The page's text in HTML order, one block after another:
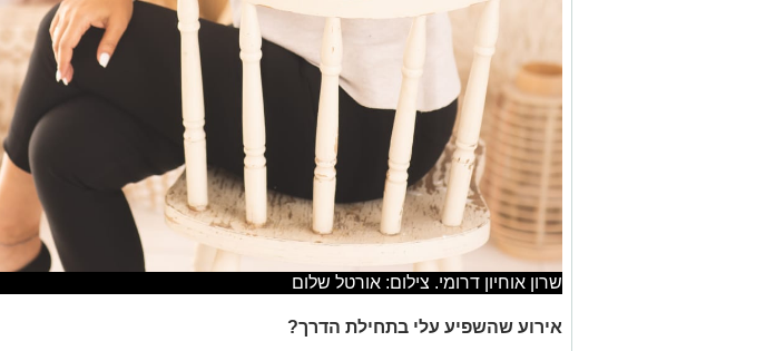
שרון אוחיון דרומי. צילום: אורטל שלום
אירוע שהשפיע עלי בתחילת הדרך?
"האירוע המחולל היה כשהחלטתי להתגרש בפעם השנייה. זה דרש ממני תעוזה
ואומץ וכוחות נפשיים מאוד גדולים. מהרגע הזה – החלטתי שאני לא מוכנה להישאר
עם "בערך" ו"כמעט". מעט אחרי הגירושים עשיתי מעשה אמיץ על גבול המשוגע
יותר, והודעתי למנהלת שלי שאני עוזבת את האוניברסיטה אחרי עשרים שנה. לא